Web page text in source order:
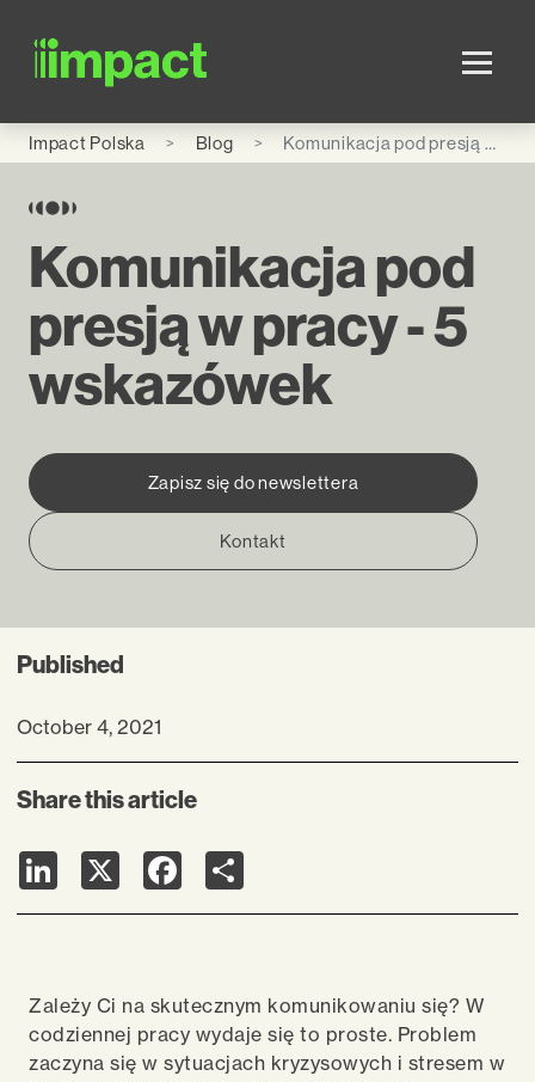
Impact Polska Blog Komunikacja pod presją w pracy - 5 wskazówek
Komunikacja pod
presją w pracy - 5
wskazówek
Zapisz się do newslettera
Kontakt
Published
October 4, 2021
Share this article
LinkedIn Facebook
Zależy Ci na skutecznym komunikowaniu się? W
codziennej pracy wydaje się to proste. Problem
zaczyna się w sytuacjach kryzysowych i stresem w